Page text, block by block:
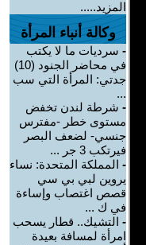
المزيد.....
وكالة أنباء المرأة
- سرديات ما لا يكتب
في محاضر الجنود (10)
جدتي: المرأة التي سب
...
- شرطة لندن تخفض
مستوى خطر -مفترس
جنسي- لضعف البصر
فيرتكب 3 جر ...
- المملكة المتحدة: نساء
يروين لبي بي سي
قصص اغتصاب وإساءة
في ك ...
- التشيك.. قطار يسحب
امرأة لمسافة بعيدة